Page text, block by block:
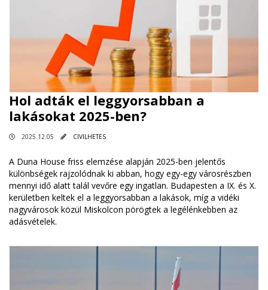
Hol adták el leggyorsabban a
lakásokat 2025-ben?
2025.12.05 CIVILHETES
A Duna House friss elemzése alapján 2025-ben jelentős
különbségek rajzolódnak ki abban, hogy egy-egy városrészben
mennyi idő alatt talál vevőre egy ingatlan. Budapesten a IX. és X.
kerületben keltek el a leggyorsabban a lakások, míg a vidéki
nagyvárosok közül Miskolcon pörögtek a legélénkebben az
adásvételek.